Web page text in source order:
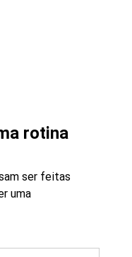
rotina
ser feitas
uma